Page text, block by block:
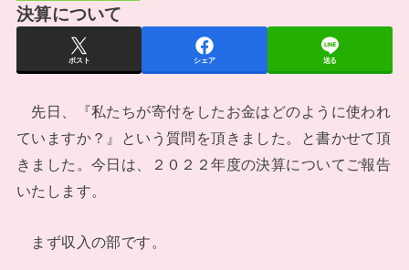
決算について
ポスト シェア 送る
先日、『私たちが寄付をしたお金はどのように使われ
ていますか？』という質問を頂きました。と書かせて頂
きました。今日は、２０２２年度の決算についてご報告
いたします。
まず収入の部です。